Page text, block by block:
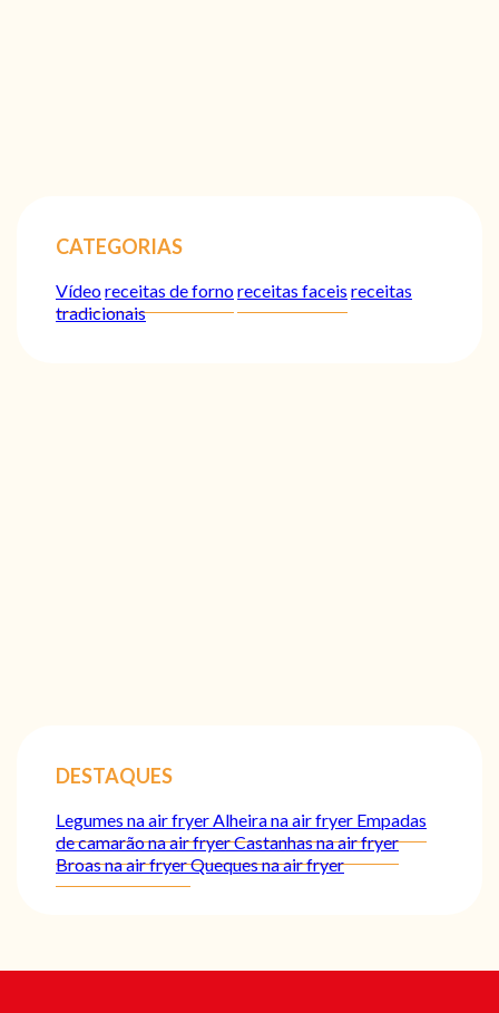
CATEGORIAS
Vídeoreceitas de fornoreceitas faceis receitas
tradicionais
DESTAQUES
Legumes na air fryerAlheira na air fryer Empadas
de camarão na air fryerCastanhas na air fryer
Broas na air fryerQueques na air fryer